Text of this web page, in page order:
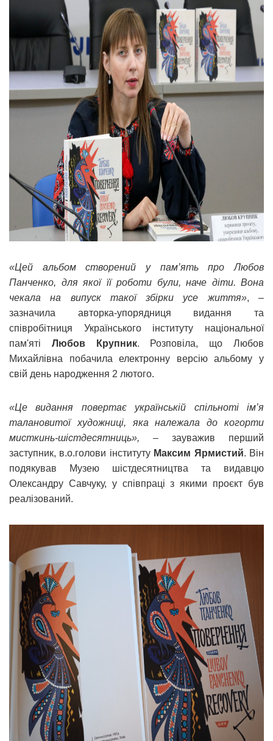
«Цей альбом створений у пам’ять про Любов
Панченко, для якої її роботи були, наче діти. Вона
чекала на випуск такої збірки усе життя», –
зазначила авторка-упорядниця видання та
співробітниця Українського інституту національної
пам'яті Любов Крупник. Розповіла, що Любов
Михайлівна побачила електронну версію альбому у
свій день народження 2 лютого.
«Це видання повертає українській спільноті ім’я
талановитої художниці, яка належала до когорти
мисткинь-шістдесятниць», – зауважив перший
заступник, в.о.голови інституту Максим Ярмистий. Він
подякував Музею шістдесятництва та видавцю
Олександру Савчуку, у співпраці з якими проєкт був
реалізований.